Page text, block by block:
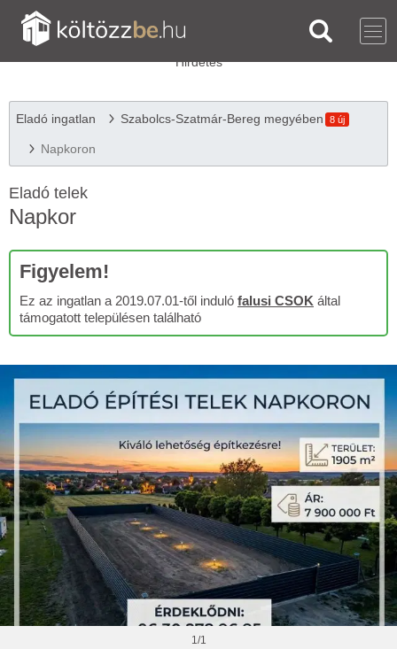
Eladó ingatlan Szabolcs-Szatmár-Bereg megyében 8 új
Napkoron
Eladó telek
Napkor
Figyelem!
Ez az ingatlan a 2019.07.01-től induló falusi CSOK által
támogatott településen található
1/1